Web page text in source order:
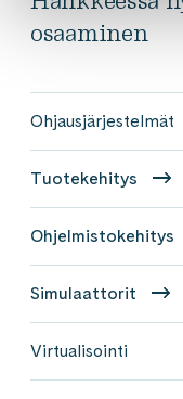
osaaminen
Ohjausjärjestelmät
Tuotekehitys
Ohjelmistokehitys
Simulaattorit
Virtualisointi